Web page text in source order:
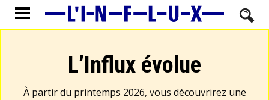
L’Influx évolue
À partir du printemps 2026, vous découvrirez une